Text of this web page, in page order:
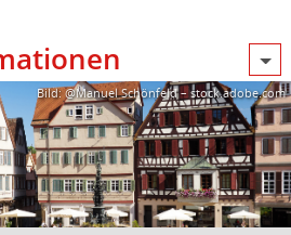
Bild: @Manuel Schönfeld – stock.adobe.com